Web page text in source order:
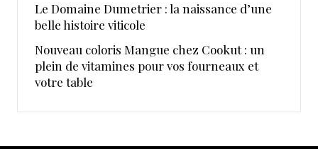
Le Domaine Dumetrier : la naissance d’une
belle histoire viticole
Nouveau coloris Mangue chez Cookut : un
plein de vitamines pour vos fourneaux et
votre table